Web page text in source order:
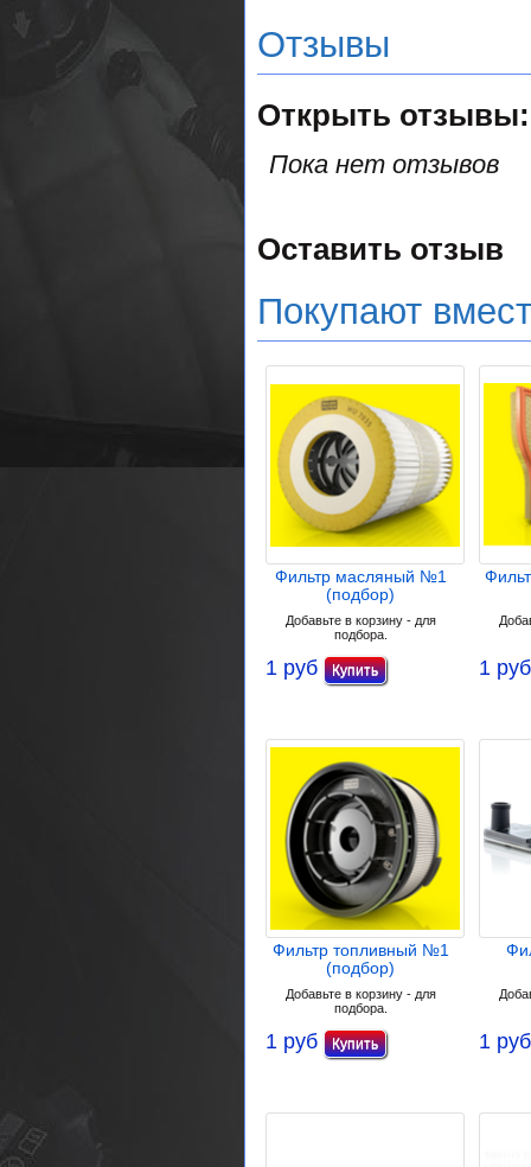
Отзывы
Открыть
Пока нет отзывов
Оставить отзыв
Покупают
Фильтр масляный №1
(подбор)
Добавьте в корзину - для
подбора.
1 руб 1 руб
Фильтр топливный №1
(подбор)
Добавьте в корзину - для
подбора.
1 руб 1 руб